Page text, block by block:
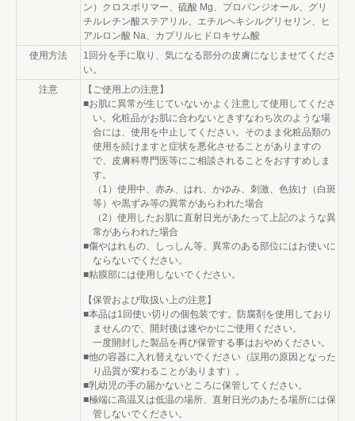
ン）クロスポリマー、硫酸 Mg、プロパンジオール、グリ
チルレチン酸ステアリル、エチルヘキシルグリセリン、ヒ
アルロン酸 Na、カプリルヒドロキサム酸
使用方法
1回分を手に取り、気になる部分の皮膚になじませてくださ
い。
注意
【ご使用上の注意】
■お肌に異常が生じていないかよく注意して使用してくださ
い。化粧品がお肌に合わないときすなわち次のような場
合には、使用を中止してください。そのまま化粧品類の
使用を続けますと症状を悪化させることがありますの
で、皮膚科専門医等にご相談されることをおすすめしま
す。
（1）使用中、赤み、はれ、かゆみ、刺激、色抜け（白斑
等）や黒ずみ等の異常があらわれた場合
（2）使用したお肌に直射日光があたって上記のような異
常があらわれた場合
■傷やはれもの、しっしん等、異常のある部位にはお使いに
ならないでください。
■粘膜部には使用しないでください。
【保管および取扱い上の注意】
■本品は1回使い切りの個包装です。防腐剤を使用しており
ませんので、開封後は速やかにご使用ください。
一度開封した製品を再び保管する事はおやめください。
■他の容器に入れ替えないでください（誤用の原因となった
り品質が変わることがあります）。
■乳幼児の手の届かないところに保管してください。
■極端に高温又は低温の場所、直射日光のあたる場所には保
管しないでください。